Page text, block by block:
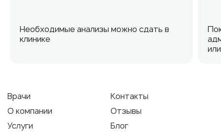
Необходимые анализы можно сдать в
клинике
Врачи
Контакты
О компании
Отзывы
Услуги
Блог